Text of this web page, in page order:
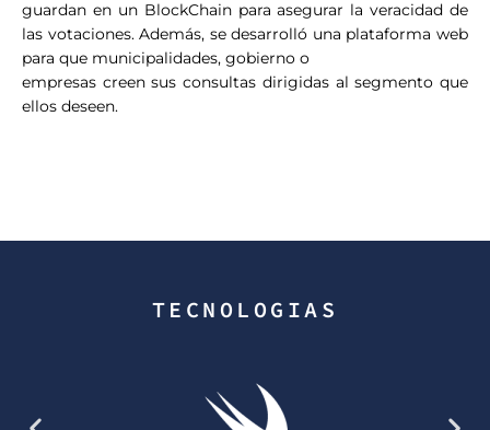
guardan en un BlockChain para asegurar la veracidad de
las votaciones. Además, se desarrolló una plataforma web
para que municipalidades, gobierno o
empresas creen sus consultas dirigidas al segmento que
ellos deseen.
TECNOLOGIAS